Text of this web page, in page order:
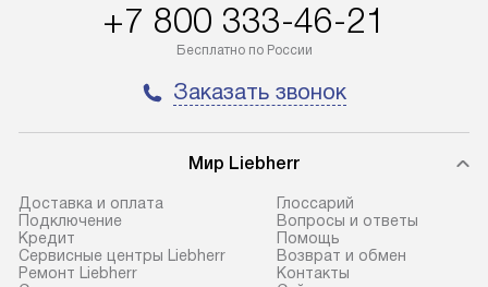
+7 800 333-46-21
Бесплатно по России
Заказать звонок
Мир Liebherr
Доставка и оплата
Подключение
Кредит
Сервисные центры Liebherr
Ремонт Liebherr
Глоссарий
Вопросы и ответы
Помощь
Возврат и обмен
Контакты